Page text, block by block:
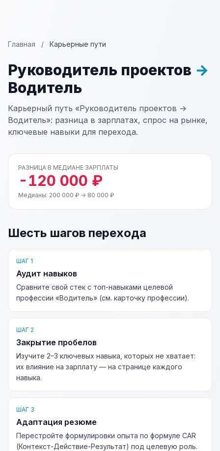
Главная / Карьерные пути
Руководитель проектов →
Водитель
Карьерный путь «Руководитель проектов →
Водитель»: разница в зарплатах, спрос на рынке,
ключевые навыки для перехода.
РАЗНИЦА В МЕДИАНЕ ЗАРПЛАТЫ
-120 000 ₽
Медианы: 200 000 ₽ → 80 000 ₽
Шесть шагов перехода
ШАГ 1
Аудит навыков
Сравните свой стек с топ-навыками целевой
профессии «Водитель» (см. карточку профессии).
ШАГ 2
Закрытие пробелов
Изучите 2–3 ключевых навыка, которых не хватает:
их влияние на зарплату — на странице каждого
навыка.
ШАГ 3
Адаптация резюме
Перестройте формулировки опыта по формуле CAR
(Контекст-Действие-Результат) под целевую роль.